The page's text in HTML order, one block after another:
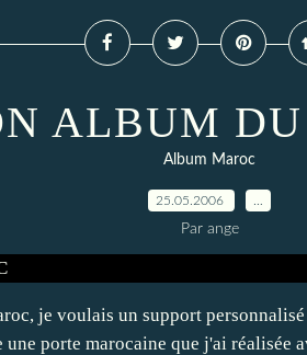
ALBUM
Album Maroc
25.05.2006
Par ange
je voulais un support
une porte marocaine que j'ai réalisée